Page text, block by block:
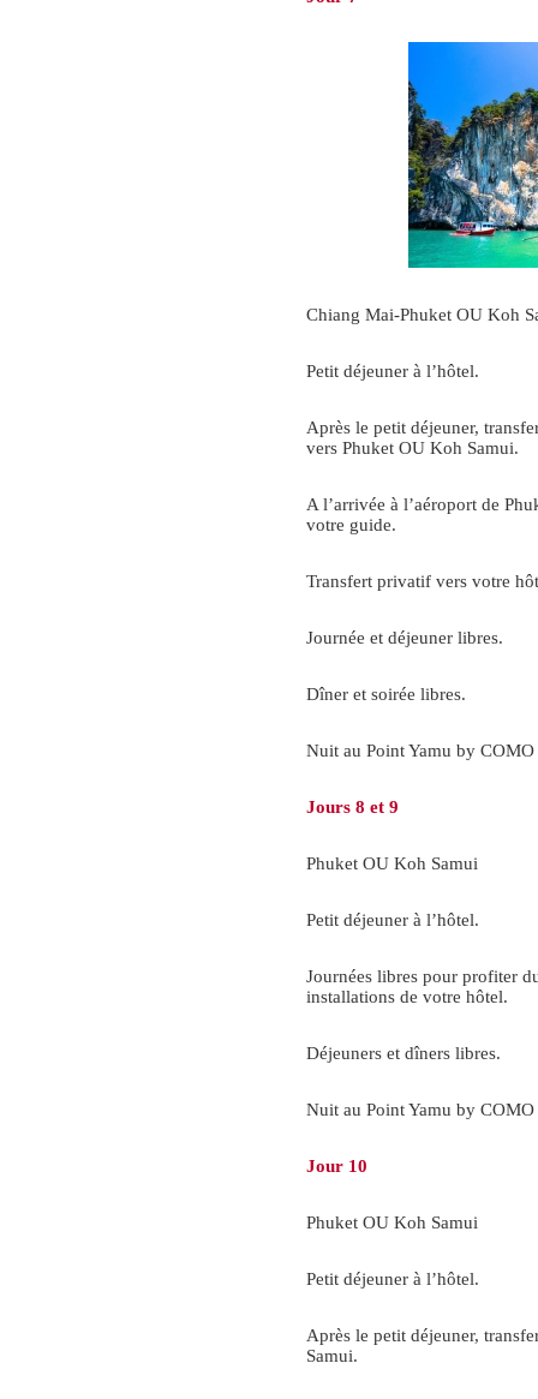
Chiang Mai-Phuket OU Koh
Petit déjeuner à l’hôtel.
Après le petit déjeuner,
vers Phuket OU Koh Samui.
A l’arrivée à l’aéroport de
votre guide.
Transfert privatif vers votre
Journée et déjeuner libres.
Dîner et soirée libres.
Nuit au Point Yamu by
Jours 8 et 9
Phuket OU Koh Samui
Petit déjeuner à l’hôtel.
Journées libres pour profiter
installations de votre hôtel.
Déjeuners et dîners libres.
Nuit au Point Yamu by
Jour 10
Phuket OU Koh Samui
Petit déjeuner à l’hôtel.
Après le petit déjeuner,
Samui.